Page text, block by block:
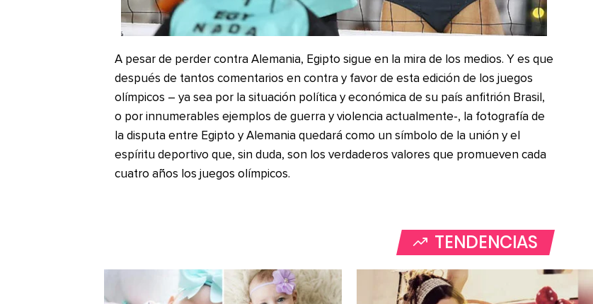
A pesar de perder contra Alemania, Egipto sigue en la mira de los medios. Y es que
después de tantos comentarios en contra y favor de esta edición de los juegos
olímpicos – ya sea por la situación política y económica de su país anfitrión Brasil,
o por innumerables ejemplos de guerra y violencia actualmente-, la fotografía de
la disputa entre Egipto y Alemania quedará como un símbolo de la unión y el
espíritu deportivo que, sin duda, son los verdaderos valores que promueven cada
cuatro años los juegos olímpicos.
TENDENCIAS